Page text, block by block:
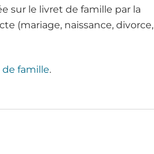
sur le livret de famille par la
(mariage, naissance, divorce,
famille.